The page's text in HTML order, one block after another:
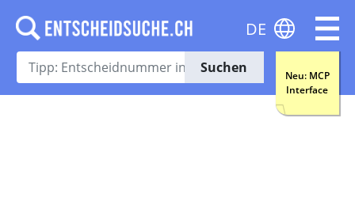
Suchen
Neu: MCP
Interface
DE